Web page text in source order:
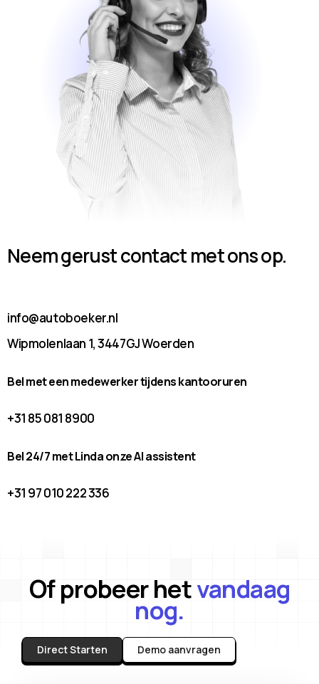
Neem gerust contact met ons op.
info@autoboeker.nl
Wipmolenlaan 1, 3447GJ Woerden
Bel met een medewerker tijdens kantooruren
+31 85 081 8900
Bel 24/7 met Linda onze AI assistent
+31 97 010 222 336
Of probeer hetvandaag
nog.
Direct Starten Demo aanvragen